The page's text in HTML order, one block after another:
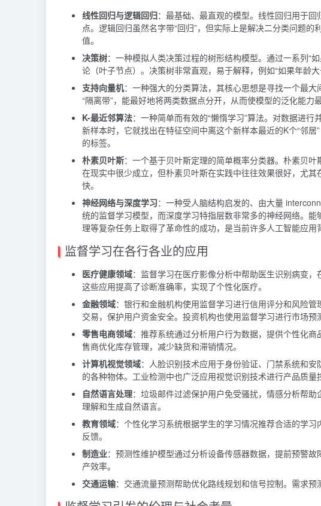
线性回归与逻辑回归：最基础、最直观的模型。线性回归用于
点。逻辑回归虽然名字带“回归”，但实际上是解决二分类问题
值。
决策树：一种模拟人类决策过程的树形结构模型。通过一系列“
论（叶子节点）。决策树非常直观，易于解释，例如“如果年龄
支持向量机：一种强大的分类算法，其核心思想是寻找一个最
“隔离带”，能最好地将两类数据点分开，从而使模型的泛化能力
K-最近邻算法：一种简单而有效的“懒惰学习”算法。对数据进
新样本时，它就找出在特征空间中离这个新样本最近的K个“邻
的标签。
朴素贝叶斯：一个基于贝叶斯定理的简单概率分类器。朴素贝
在现实中很少成立，但朴素贝叶斯在实践中往往效果很好，尤
快。
神经网络与深度学习：一种受人脑结构启发的、由大量
统的监督学习模型，而深度学习特指层数非常多的神经网络。
理等复杂任务上取得了革命性的成功，是当前许多人工智能应用
监督学习在各行各业的应用
医疗健康领域：监督学习在医疗影像分析中帮助医生识别病变
这些应用提高了诊断准确率，实现了个性化医疗。
金融领域：银行和金融机构使用监督学习进行信用评分和风险
交易，保护用户资金安全。投资机构也使用监督学习进行市场预
零售电商领域：推荐系统通过分析用户行为数据，提供个性化
售商优化库存管理，减少缺货和滞销情况。
计算机视觉领域：人脸识别技术应用于身份验证、门禁系统和
的各种物体。工业检测中也广泛应用视觉识别技术进行产品质量
自然语言处理：垃圾邮件过滤保护用户免受骚扰，情感分析帮
理解和生成自然语言。
教育领域：个性化学习系统根据学生的学习情况推荐合适的学
反馈。
制造业：预测性维护模型通过分析设备传感器数据，提前预警
产效率。
交通运输：交通流量预测帮助优化路线规划和信号控制。需求预